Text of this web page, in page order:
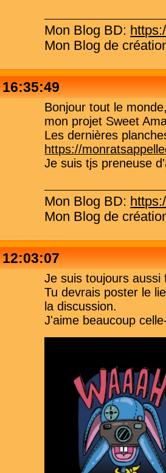
Mon Blog BD:
Mon Blog de
Bonjour tout le
mon projet Sweet
Les dernières
https://
Je suis tjs preneuse
Mon Blog BD:
Mon Blog de
Je suis toujours aussi
Tu devrais poster le
la discussion.
J'aime beaucoup